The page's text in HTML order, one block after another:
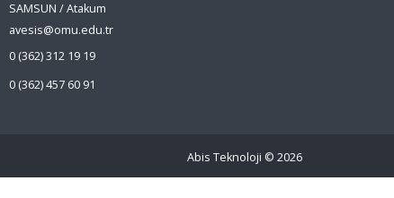
SAMSUN / Atakum
avesis@omu.edu.tr
0 (362) 312 19 19
0 (362) 457 60 91
Abis Teknoloji © 2026